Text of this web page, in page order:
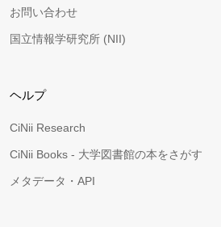
お問い合わせ
国立情報学研究所 (NII)
ヘルプ
CiNii Research
CiNii Books - 大学図書館の本をさがす
メタデータ・API